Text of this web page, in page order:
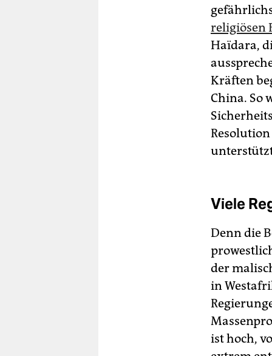
religiösen
Haïdara,
Kräften
China. So
Viele
Denn die
der
in
ist hoch,